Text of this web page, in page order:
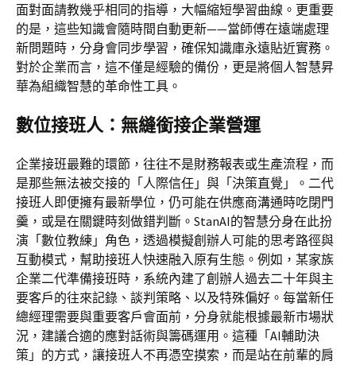
面對面請教幾乎相同的指導，大幅縮短學習曲線。更重要
的是，這些知識會隨時間自動更新——當師傅在遠端處理
新問題時，分身會同步學習，確保知識庫永遠貼近實務。
對於企業而言，這不僅是經驗的備份，更是將個人智慧昇
華為組織智慧的革命性工具。
數位接班人：無縫銜接企業營運
企業接班最難的環節，往往不是財務報表或生產流程，而
是那些無法被交接的「人際信任」與「決策直覺」。二代
接班人即便擁有最新學位，仍可能在供應商溝通時吃閉門
羹，或是在關鍵時刻做錯判斷。StanAI的智慧分身在此扮
演「數位教練」角色，透過模擬創辦人可能的思考路徑與
互動模式，幫助接班人快速融入原有生態。例如，某家族
企業二代準備接班時，系統內建了創辦人過去二十年與主
要客戶的往來記錄、談判策略、以及特殊偏好。每當新任
總經理需要與重要客戶會面前，分身就能根據最新市場狀
況，建議合適的應對話術與籌碼運用。這種「AI輔助決
策」的方式，讓接班人不再憑空摸索，而是站在前輩的肩